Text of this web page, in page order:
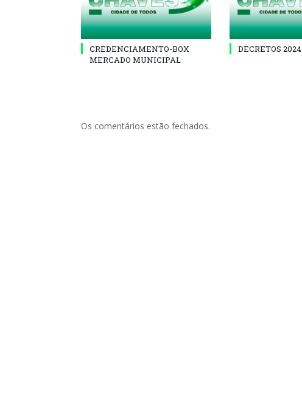
CREDENCIAMENTO-BOX
MERCADO MUNICIPAL
DECRETOS 2024
Os comentários estão fechados.